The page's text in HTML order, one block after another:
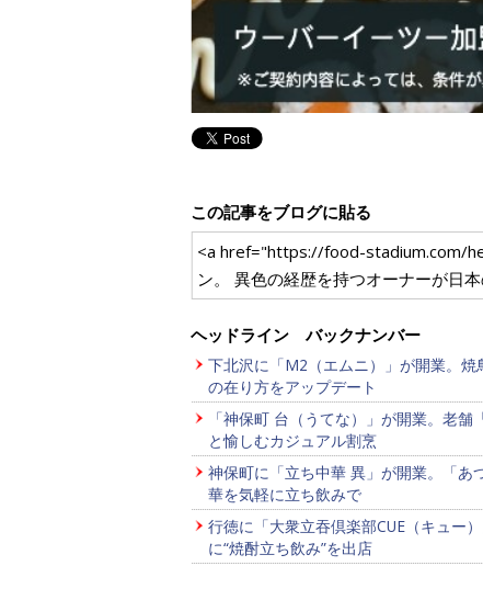
この記事をブログに貼る
<a href="https://food-stadium.com/
ン。 異色の経歴を持つオーナーが日
ヘッドライン バックナンバー
下北沢に「M2（エムニ）」が開業。
の在り方をアップデート
「神保町 台（うてな）」が開業。老
と愉しむカジュアル割烹
神保町に「立ち中華 異」が開業。「あ
華を気軽に立ち飲みで
行徳に「大衆立吞倶楽部CUE（キュー
に“焼酎立ち飲み”を出店